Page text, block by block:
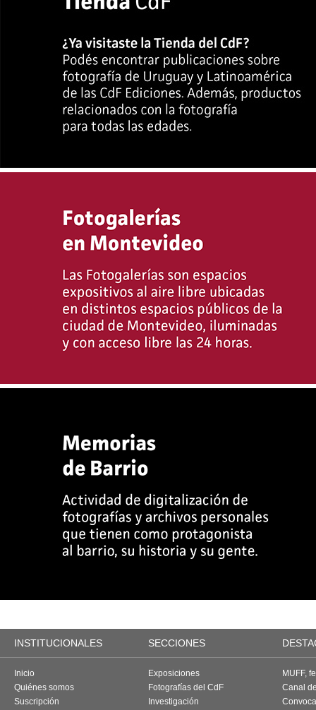
INSTITUCIONALES SECCIONES
Inicio
Quiénes somos
Suscripción
Exposiciones
Fotografías del CdF
Investigación
MUFF,
Canal